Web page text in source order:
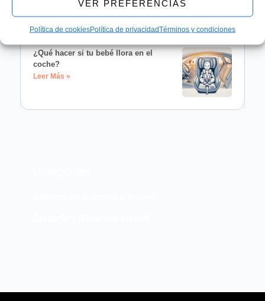
VER PREFERENCIAS
Política de cookiesPolítica de privacidadTérminos y condiciones
¿Qué hacer si tu bebé llora en el
coche?
Leer Más »